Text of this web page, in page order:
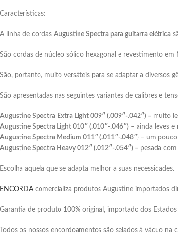
Características:
A linha de cordas Augustine Spectra para guitarra elétrica
São cordas de núcleo sólido hexagonal e revestimento
São, portanto, muito versáteis para se adaptar a diversos
São apresentadas nas seguintes variantes de calibres e
Augustine Spectra Extra Light 009″ (.009″-.042″) – muito
Augustine Spectra Light 010″ (.010″-.046″) – ainda leves e
Augustine Spectra Medium 011″ (.011″-.048″) – um pouco
Augustine Spectra Heavy 012″ (.012″-.054″) – pesada
Escolha aquela que se adapta melhor a suas necessidades.
ENCORDA comercializa produtos Augustine importados
Garantia de produto 100% original, importado dos
Todos os nossos encordoamentos são selados à vácuo